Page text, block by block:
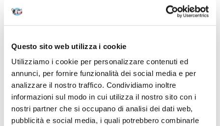
Questo sito web utilizza i cookie
Utilizziamo i cookie per personalizzare contenuti ed
annunci, per fornire funzionalità dei social media e per
analizzare il nostro traffico. Condividiamo inoltre
informazioni sul modo in cui utilizza il nostro sito con i
nostri partner che si occupano di analisi dei dati web,
pubblicità e social media, i quali potrebbero combinarle